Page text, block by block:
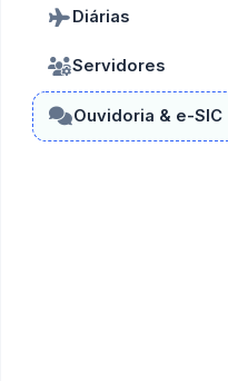
Diárias
Servidores
Ouvidoria & e-SIC